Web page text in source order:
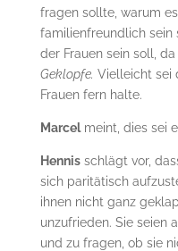
fragen sollte, warum
familienfreundlich sein
der Frauen sein soll,
Geklopfe. Vielleicht sei
Frauen fern halte.
Marcelmeint, dies sei
Hennisschlägt vor,
sich paritätisch
ihnen nicht ganz
unzufrieden. Sie seien
und zu fragen, ob sie